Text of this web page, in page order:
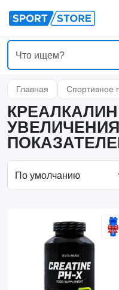
Главная Спортивное